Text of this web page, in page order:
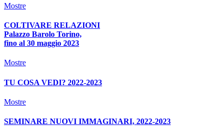
Mostre
COLTIVARE RELAZIONI
Palazzo Barolo Torino,
fino al 30 maggio 2023
Mostre
TU COSA VEDI? 2022-2023
Mostre
SEMINARE NUOVI IMMAGINARI, 2022-2023